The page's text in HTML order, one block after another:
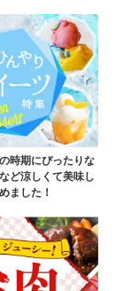
時期にぴったりな
ど涼しくて美味し
ました！